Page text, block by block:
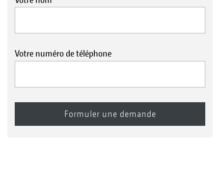
Votre numéro de téléphone